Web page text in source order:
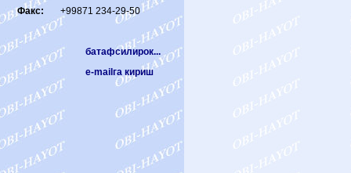
Факс: +99871 234-29-50
батафсилирок...
e-mailга кириш